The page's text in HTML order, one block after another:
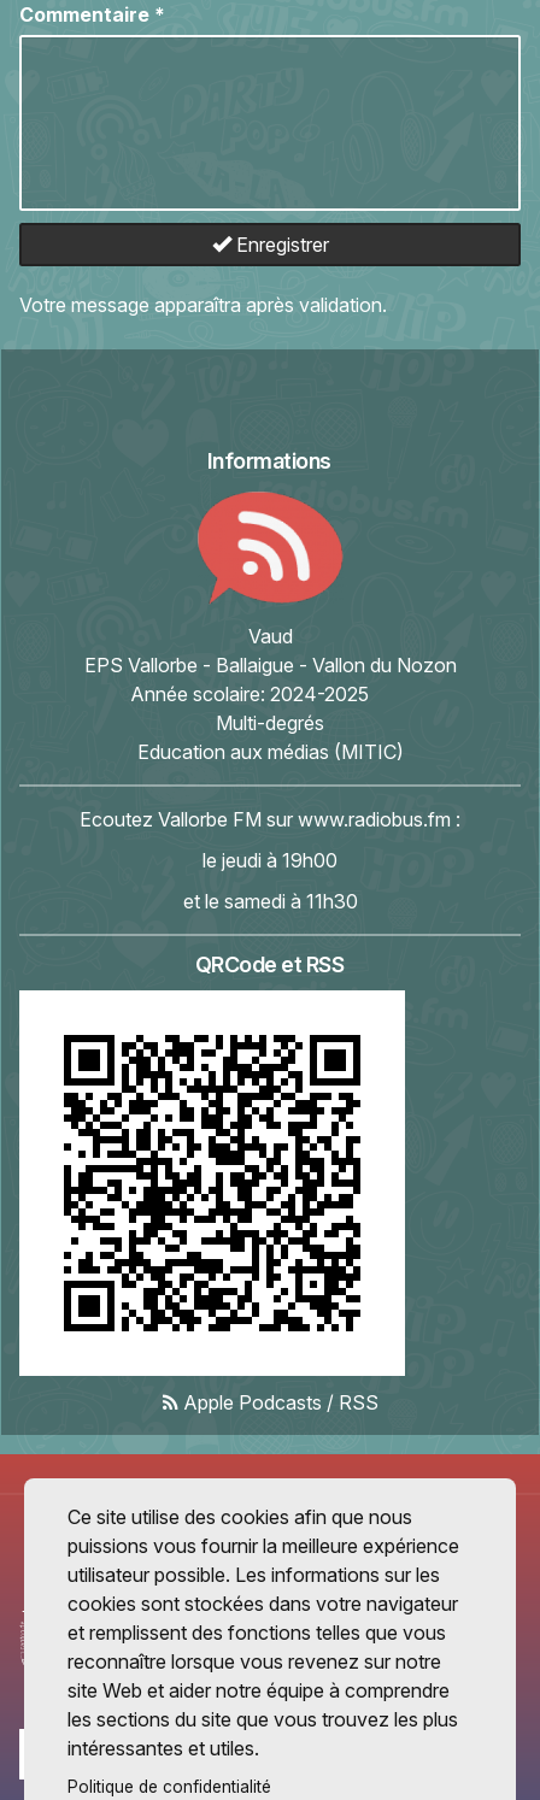
Commentaire *
Enregistrer
Votre message apparaîtra après validation.
Informations
Vaud
EPS Vallorbe - Ballaigue - Vallon du Nozon
Année scolaire: 2024-2025
Multi-degrés
Education aux médias (MITIC)
Ecoutez Vallorbe FM sur www.radiobus.fm :
le jeudi à 19h00
et le samedi à 11h30
QRCode et RSS
Apple Podcasts / RSS
Ce site utilise des cookies afin que nous
puissions vous fournir la meilleure expérience
utilisateur possible. Les informations sur les
cookies sont stockées dans votre navigateur
et remplissent des fonctions telles que vous
reconnaître lorsque vous revenez sur notre
site Web et aider notre équipe à comprendre
les sections du site que vous trouvez les plus
intéressantes et utiles.
Politique de confidentialité